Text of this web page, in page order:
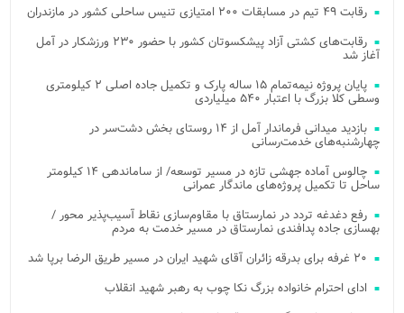
رقابت ۴۹ تیم در مسابقات ۲۰۰ امتیازی تنیس ساحلی کشور در مازندران
رقابت‌های کشتی آزاد پیشکسوتان کشور با حضور ۲۳۰ ورزشکار در آمل
آغاز شد
پایان پروژه نیمه‌تمام ۱۵ ساله پارک و تکمیل جاده اصلی ۲ کیلومتری
وسطی کلا بزرگ با اعتبار ۵۴۰ میلیاردی
بازدید میدانی فرماندار آمل از ۱۴ روستای بخش دشت‌سر در
چهارشنبه‌های خدمت‌رسانی
چالوس آماده جهشی تازه در مسیر توسعه/ از ساماندهی ۱۴ کیلومتر
ساحل تا تکمیل پروژه‌های ماندگار عمرانی
رفع دغدغه تردد در نمارستاق با مقاوم‌سازی نقاط آسیب‌پذیر محور /
بهسازی جاده پدافندی نمارستاق در مسیر خدمت به مردم
۲۰ غرفه برای بدرقه زائران آقای شهید ایران در مسیر طریق الرضا برپا شد
ادای احترام خانواده بزرگ نکا چوب به رهبر شهید انقلاب